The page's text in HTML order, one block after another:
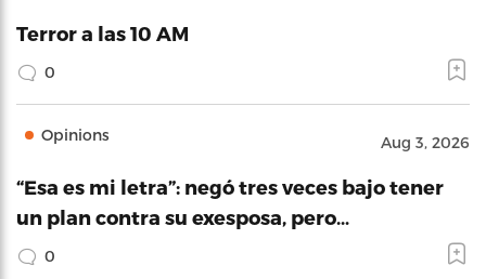
Terror a las 10 AM
0
Opinions Aug 3, 2026
“Esa es mi letra”: negó tres veces bajo tener
un plan contra su exesposa, pero…
0